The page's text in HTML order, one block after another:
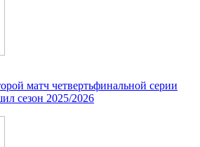
матч четвертьфинальной серии
сезон 2025/2026